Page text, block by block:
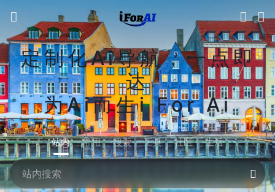
定制化Ai导航，一点即
达
为Ai而生i For Ai
站内 常用 搜索 工具 社区 生活